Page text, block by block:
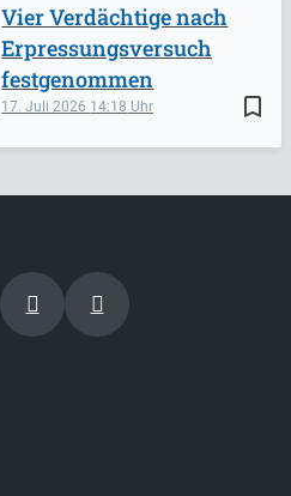
bookmark_border
17. Juli 2026 14:18
Vier Verdächtige nach
Erpressungsversuch
festgenommen